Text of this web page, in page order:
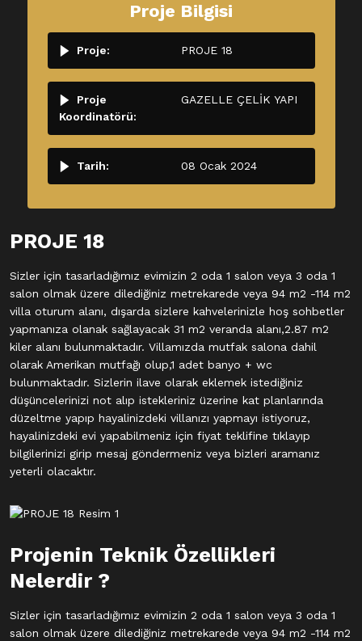
Proje Bilgisi
Proje: PROJE 18
Proje
Koordinatörü:
GAZELLE ÇELİK YAPI
Tarih: 08 Ocak 2024
PROJE 18
Sizler için tasarladığımız evimizin 2 oda 1 salon veya 3 oda 1
salon olmak üzere dilediğiniz metrekarede veya 94 m2 -114 m2
villa oturum alanı, dışarda sizlere kahvelerinizle hoş sohbetler
yapmanıza olanak sağlayacak 31 m2 veranda alanı,2.87 m2
kiler alanı bulunmaktadır. Villamızda mutfak salona dahil
olarak Amerikan mutfağı olup,1 adet banyo + wc
bulunmaktadır. Sizlerin ilave olarak eklemek istediğiniz
düşüncelerinizi not alıp istekleriniz üzerine kat planlarında
düzeltme yapıp hayalinizdeki villanızı yapmayı istiyoruz,
hayalinizdeki evi yapabilmeniz için fiyat teklifine tıklayıp
bilgilerinizi girip mesaj göndermeniz veya bizleri aramanız
yeterli olacaktır.
Projenin Teknik Özellikleri
Nelerdir ?
Sizler için tasarladığımız evimizin 2 oda 1 salon veya 3 oda 1
salon olmak üzere dilediğiniz metrekarede veya 94 m2 -114 m2